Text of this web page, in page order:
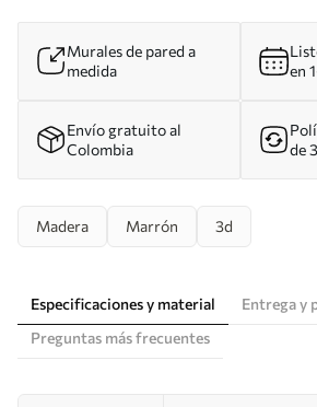
Murales de pared a
medida
en
Envío gratuito al
Colombia
de
Madera Marrón 3d
Especificaciones y material
Entrega y
Preguntas más frecuentes